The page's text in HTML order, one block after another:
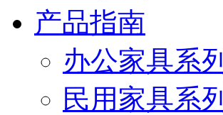
产品指南
办公家具系列
民用家具系列